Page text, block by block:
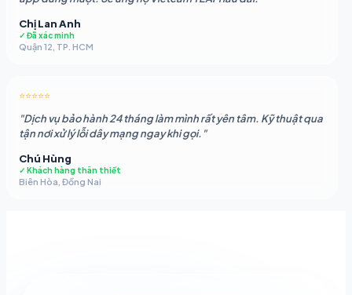
Chị Lan Anh
✓ Đã xác minh
Quận 12, TP. HCM
⭐⭐⭐⭐⭐
"Dịch vụ bảo hành 24 tháng làm mình rất yên tâm. Kỹ thuật qua
tận nơi xử lý lỗi dây mạng ngay khi gọi."
Chú Hùng
✓ Khách hàng thân thiết
Biên Hòa, Đồng Nai